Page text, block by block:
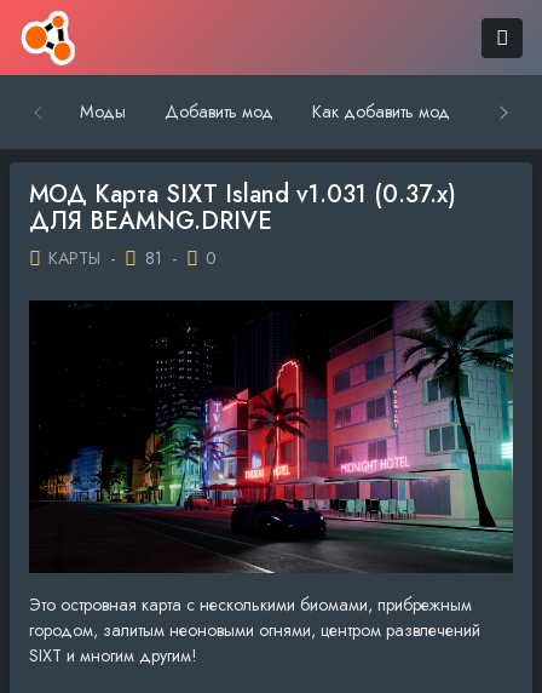
Моды Добавить мод Как добавить мод
МОД Карта SIXT Island v1.031 (0.37.x)
ДЛЯ BEAMNG.DRIVE
КАРТЫ - 81 - 0
Это островная карта с несколькими биомами, прибрежным
городом, залитым неоновыми огнями, центром развлечений
SIXT и многим другим!